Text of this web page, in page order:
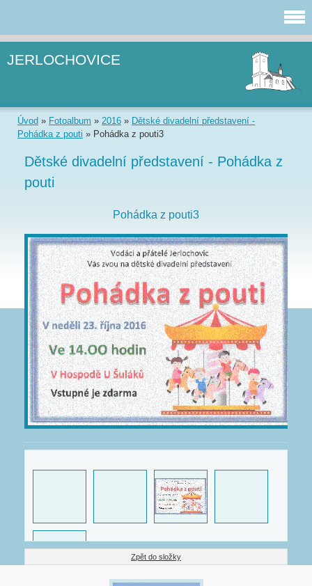
JERLOCHOVICE
Úvod » Fotoalbum » 2016 » Dětské divadelní představení -
Pohádka z pouti » Pohádka z pouti3
Dětské divadelní představení - Pohádka z
pouti
Pohádka z pouti3
Zpět do složky